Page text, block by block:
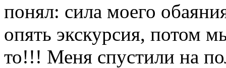
понял: сила моего
опять экскурсия, потом
то!!! Меня спустили на